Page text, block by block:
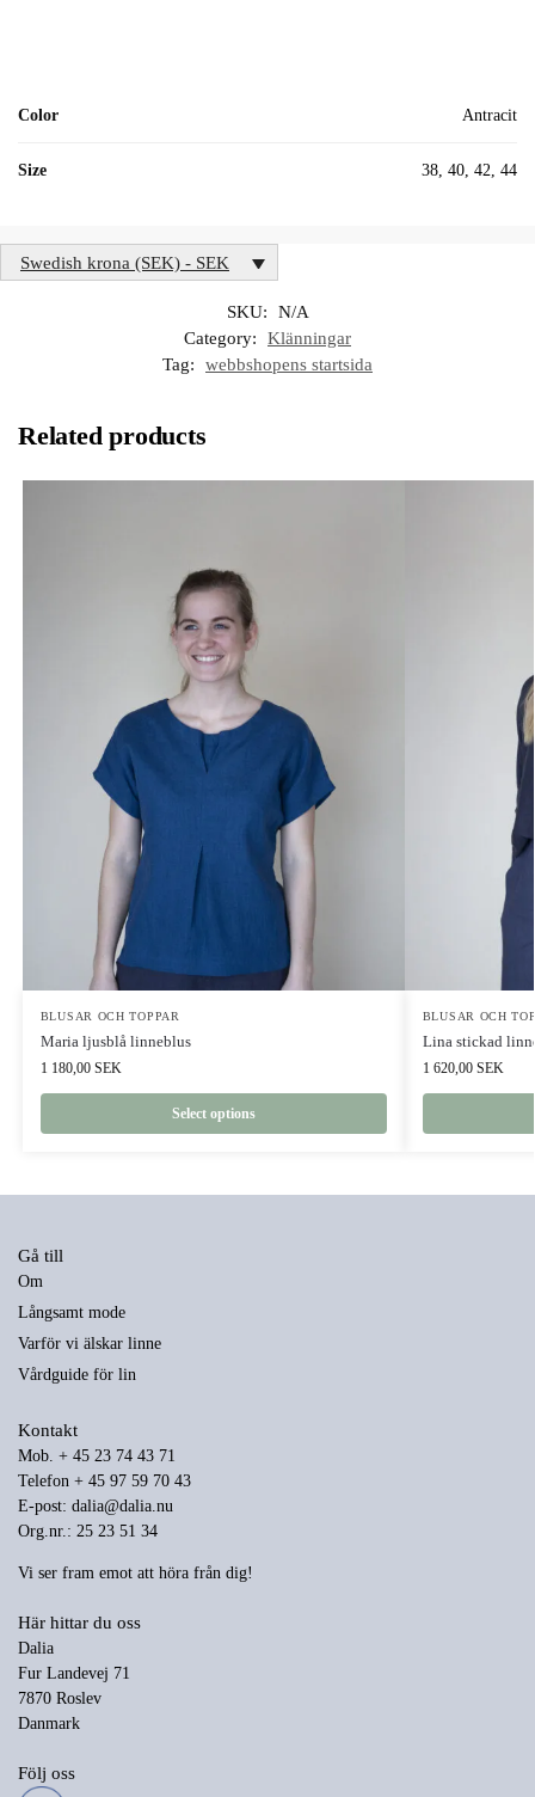
Color Antracit
Size 38, 40, 42, 44
Swedish krona (SEK) - SEK
SKU:
N/A
Category:
Klänningar
Tag:
webbshopens startsida
Related products
BLUSAR OCH TOPPAR
Maria ljusblå linneblus
1 180,00 SEK
Select options
BLUSAR OCH
Lina stickad
1 620,00 SEK
Gå till
Om
Långsamt mode
Varför vi älskar linne
Vårdguide för lin
Kontakt
Mob. + 45 23 74 43 71
Telefon + 45 97 59 70 43
E-post: dalia@dalia.nu
Org.nr.: 25 23 51 34
Vi ser fram emot att höra från dig!
Här hittar du oss
Dalia
Fur Landevej 71
7870 Roslev
Danmark
Följ oss